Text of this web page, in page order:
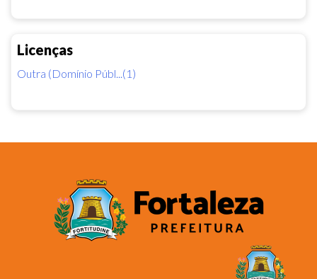
Licenças
Outra (Domínio Públ...(1)